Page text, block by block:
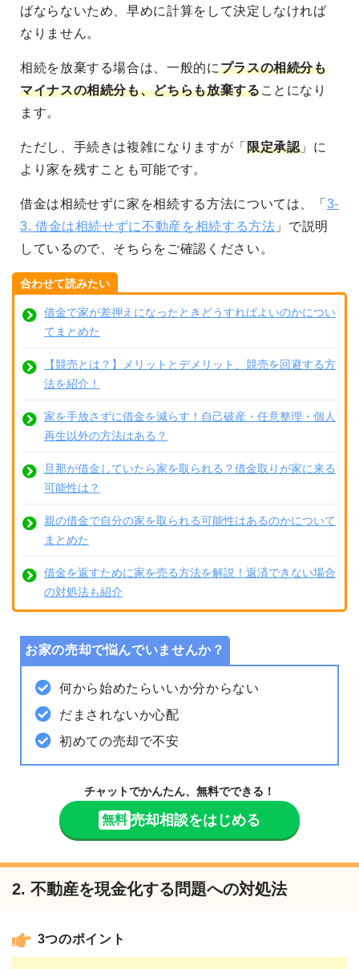
ばならないため、早めに計算をして決定しなければ
なりません。
相続を放棄する場合は、一般的にプラスの相続分も
マイナスの相続分も、どちらも放棄することになり
ます。
ただし、手続きは複雑になりますが「 限定承認」に
より家を残すことも可能です。
借金は相続せずに家を相続する方法については、「 3-
3. 借金は相続せずに不動産を相続する方法 」で説明
しているので、そちらをご確認ください。
合わせて読みたい
借金で家が差押えになったときどうすればよいのかについ
てまとめた
【競売とは？】メリットとデメリット、競売を回避する方
法を紹介！
家を手放さずに借金を減らす！自己破産・任意整理・個人
再生以外の方法はある？
旦那が借金していたら家を取られる？借金取りが家に来る
可能性は？
親の借金で自分の家を取られる可能性はあるのかについて
まとめた
借金を返すために家を売る方法を解説！返済できない場合
の対処法も紹介
お家の売却で悩んでいませんか？
何から始めたらいいか分からない
だまされないか心配
初めての売却で不安
チャットでかんたん、無料でできる！
無料 売却相談をはじめる
2. 不動産を現金化する問題への対処法
3つのポイント